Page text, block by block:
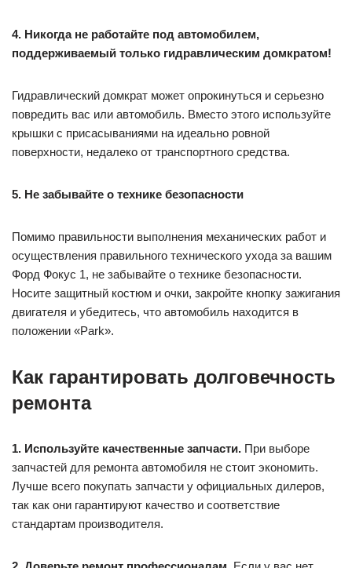
4. Никогда не работайте под автомобилем,
поддерживаемый только гидравлическим домкратом!
Гидравлический домкрат может опрокинуться и серьезно
повредить вас или автомобиль. Вместо этого используйте
крышки с присасываниями на идеально ровной
поверхности, недалеко от транспортного средства.
5. Не забывайте о технике безопасности
Помимо правильности выполнения механических работ и
осуществления правильного технического ухода за вашим
Форд Фокус 1, не забывайте о технике безопасности.
Носите защитный костюм и очки, закройте кнопку зажигания
двигателя и убедитесь, что автомобиль находится в
положении «Park».
Как гарантировать долговечность
ремонта
1. Используйте качественные запчасти. При выборе
запчастей для ремонта автомобиля не стоит экономить.
Лучше всего покупать запчасти у официальных дилеров,
так как они гарантируют качество и соответствие
стандартам производителя.